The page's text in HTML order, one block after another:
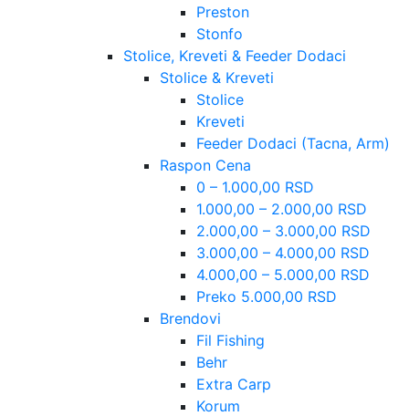
Preston
Stonfo
Stolice, Kreveti & Feeder Dodaci
Stolice & Kreveti
Stolice
Kreveti
Feeder Dodaci (Tacna, Arm)
Raspon Cena
0 – 1.000,00 RSD
1.000,00 – 2.000,00 RSD
2.000,00 – 3.000,00 RSD
3.000,00 – 4.000,00 RSD
4.000,00 – 5.000,00 RSD
Preko 5.000,00 RSD
Brendovi
Fil Fishing
Behr
Extra Carp
Korum